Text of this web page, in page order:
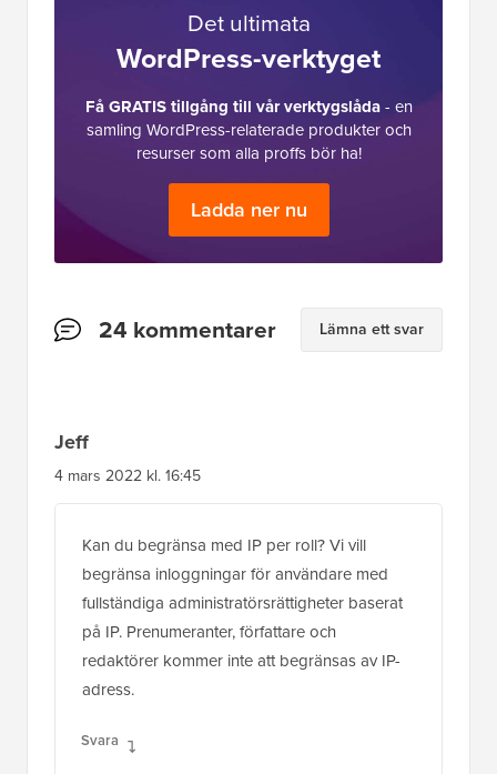
Det ultimata
WordPress-verktyget
Få GRATIS tillgång till vår verktygslåda- en
samling WordPress-relaterade produkter och
resurser som alla proffs bör ha!
Ladda ner nu
Läsarnas24 kommentarer Lämna ett svar
Jeff
4 mars 2022 kl. 16:45
Kan du begränsa med IP per roll? Vi vill
begränsa inloggningar för användare med
fullständiga administratörsrättigheter baserat
på IP. Prenumeranter, författare och
redaktörer kommer inte att begränsas av IP-
adress.
Svara